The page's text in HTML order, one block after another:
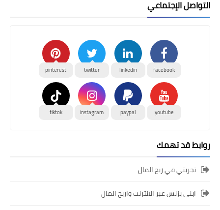
التواصل الإجتماعي
facebook
linkedin
twitter
pinterest
youtube
paypal
instagram
tiktok
روابط قد تهمك
تجربتي في ربح المال
ابني بزنس عبر الانترنت واربح المال